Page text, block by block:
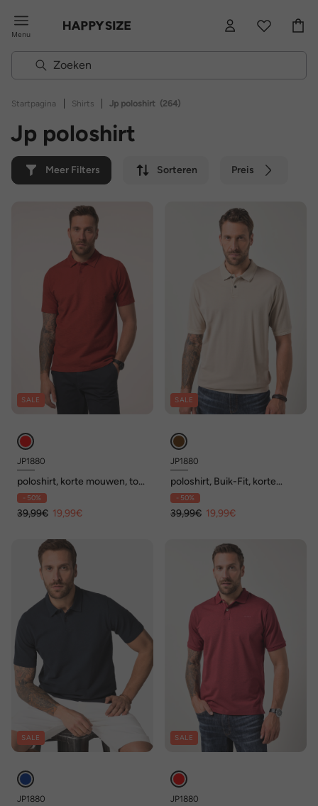
Menu
Startpagina | Shirts | Jp poloshirt (264)
Jp poloshirt
Meer Filters Sorteren Preis
SALE
JP1880
poloshirt, korte mouwen, tot
8 XL
- 50%
39,99€ 19,99€
SALE
JP1880
poloshirt, Buik-Fit, korte
mouwen, piqué, vintage look,
XXL tot 8XL
- 50%
39,99€ 19,99€
SALE
JP1880
SALE
JP1880